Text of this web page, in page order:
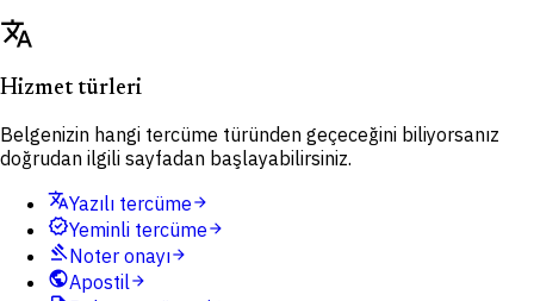
translate
Hizmet türleri
Belgenizin hangi tercüme türünden geçeceğini biliyorsanız
doğrudan ilgili sayfadan başlayabilirsiniz.
translateYazılı tercümearrow_forward
verifiedYeminli tercümearrow_forward
gavelNoter onayıarrow_forward
publicApostilarrow_forward